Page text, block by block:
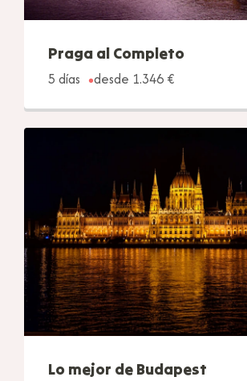
Praga al Completo
5 días
desde 1.346 €
Lo mejor de Budapest